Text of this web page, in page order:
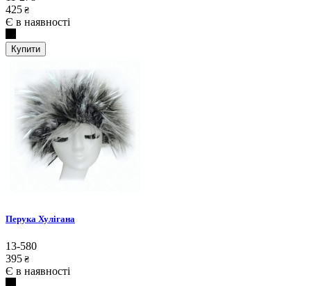
425 ₴
Є в наявності
Купити
Перука Хулігана
13-580
395 ₴
Є в наявності